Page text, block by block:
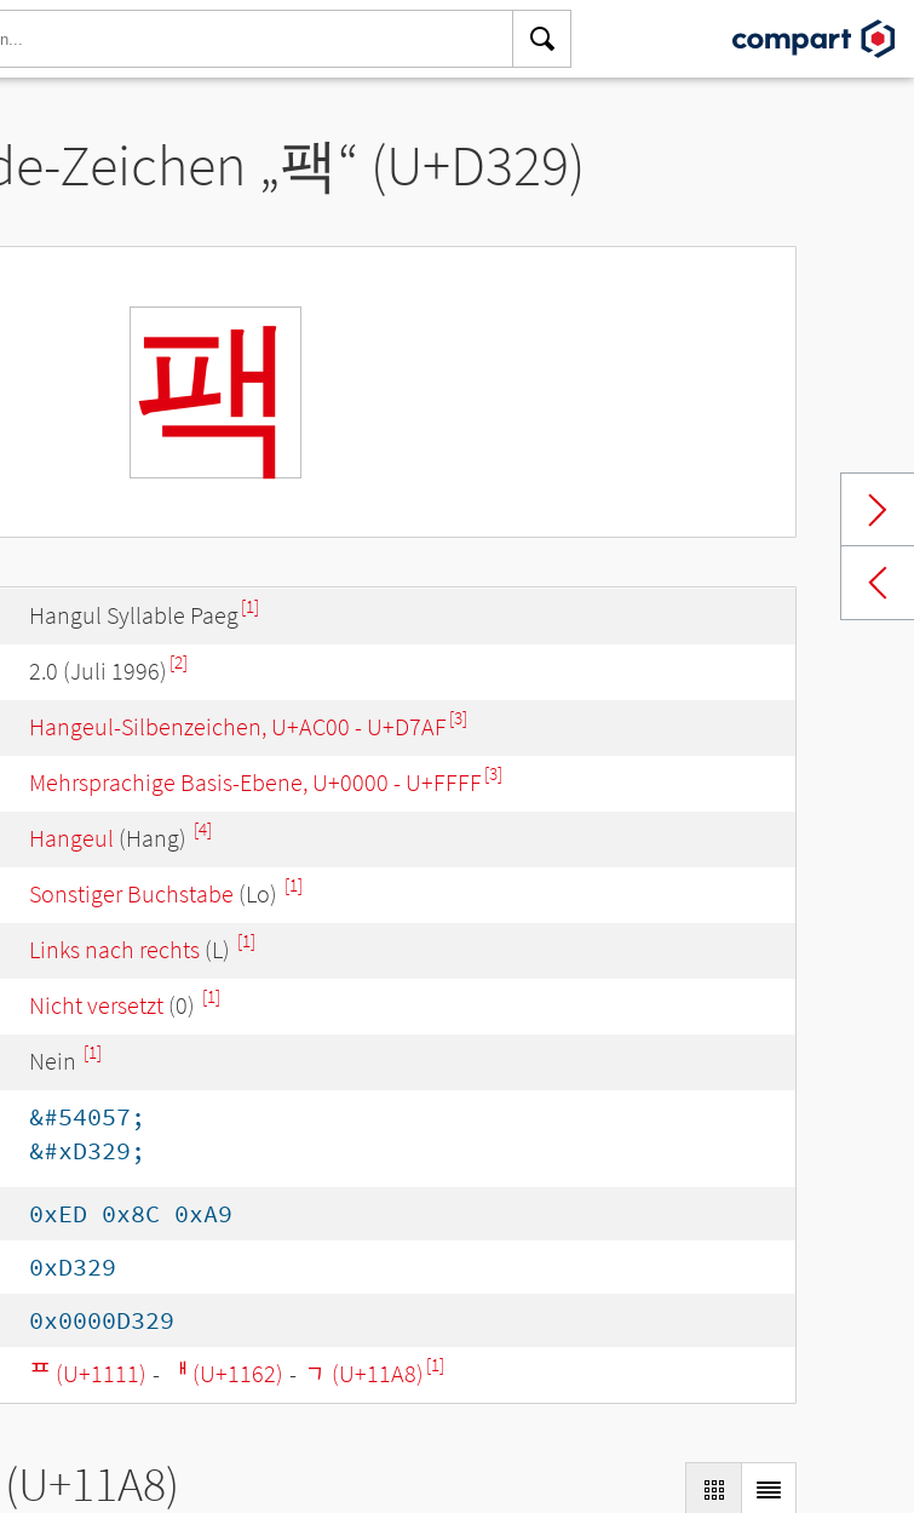
Zeichen „팩“ (U+D329)
팩
Hangul Syllable Paeg[1]
2.0 (Juli 1996) [2]
Hangeul-Silbenzeichen, U+AC00 - U+D7AF[3]
Mehrsprachige Basis-Ebene, U+0000 - U+FFFF[3]
Hangeul (Hang) [4]
Sonstiger Buchstabe (Lo) [1]
Links nach rechts (L) [1]
Nicht versetzt (0) [1]
Nein [1]
&#54057;
&#xD329;
0xED 0x8C 0xA9
0xD329
0x0000D329
ᄑ (U+1111) - ᅢ (U+1162) - ᆨ (U+11A8) [1]
(U+11A8)